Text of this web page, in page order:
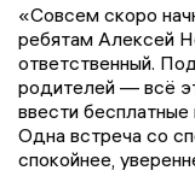
«Совсем скоро
ребятам Алексей
ответственный.
родителей — всё
ввести
Одна встреча со
спокойнее,